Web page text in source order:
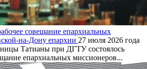
совещание епархиальных
на-Дону епархии 27 июля 2026 года
Татианы при ДГТУ состоялось
епархиальных миссионеров...